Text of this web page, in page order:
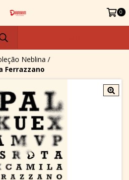
0
Neblina /
Ferrazzano